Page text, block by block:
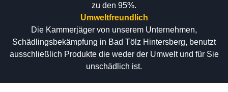
zu den 95%.
Umweltfreundlich
Die Kammerjäger von unserem Unternehmen,
Schädlingsbekämpfung in Bad Tölz Hintersberg, benutzt
ausschließlich Produkte die weder der Umwelt und für Sie
unschädlich ist.